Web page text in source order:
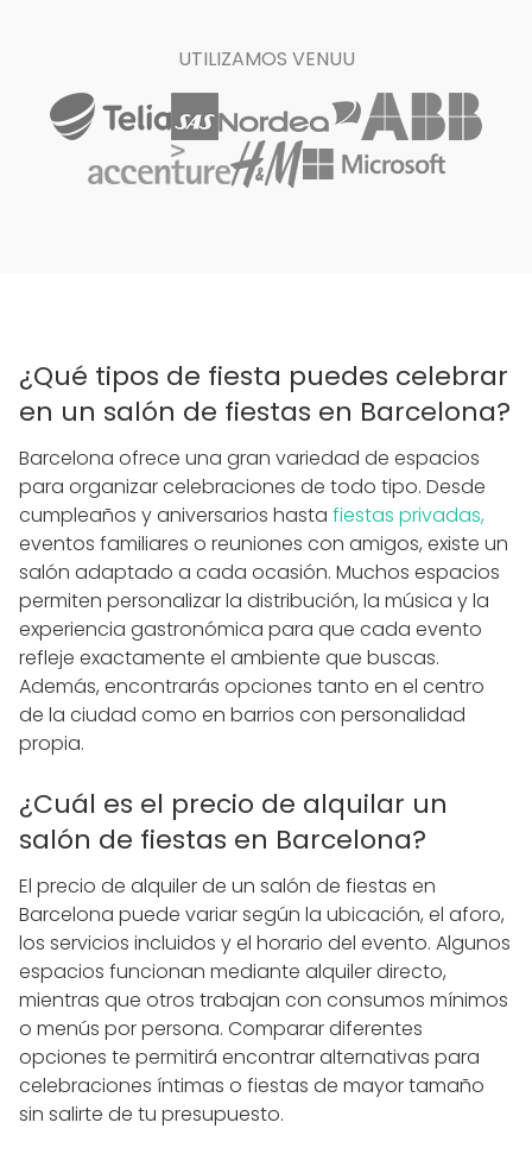
UTILIZAMOS VENUU
¿Qué tipos de fiesta puedes celebrar
en un salón de fiestas en Barcelona?
Barcelona ofrece una gran variedad de espacios
para organizar celebraciones de todo tipo. Desde
cumpleaños y aniversarios hasta fiestas privadas,
eventos familiares o reuniones con amigos, existe un
salón adaptado a cada ocasión. Muchos espacios
permiten personalizar la distribución, la música y la
experiencia gastronómica para que cada evento
refleje exactamente el ambiente que buscas.
Además, encontrarás opciones tanto en el centro
de la ciudad como en barrios con personalidad
propia.
¿Cuál es el precio de alquilar un
salón de fiestas en Barcelona?
El precio de alquiler de un salón de fiestas en
Barcelona puede variar según la ubicación, el aforo,
los servicios incluidos y el horario del evento. Algunos
espacios funcionan mediante alquiler directo,
mientras que otros trabajan con consumos mínimos
o menús por persona. Comparar diferentes
opciones te permitirá encontrar alternativas para
celebraciones íntimas o fiestas de mayor tamaño
sin salirte de tu presupuesto.